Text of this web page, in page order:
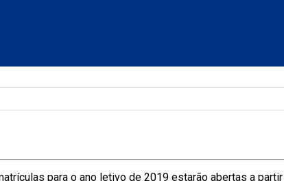
para o ano letivo de 2019 estarão abertas a